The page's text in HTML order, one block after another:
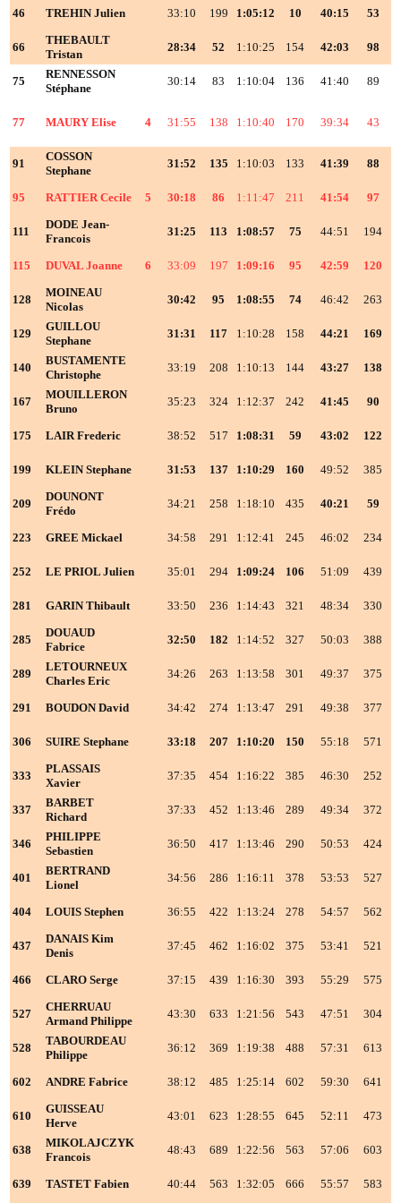
46 TREHIN Julien 33:10 199 1:05:12 10 40:15 53
66
THEBAULT
Tristan
28:34 52 1:10:25 154 42:03 98
75
RENNESSON
Stéphane
30:14 83 1:10:04 136 41:40 89
77 MAURY Elise 4 31:55 138 1:10:40 170 39:34 43
91
COSSON
Stephane
31:52 135 1:10:03 133 41:39 88
95 RATTIER Cecile 5 30:18 86 1:11:47 211 41:54 97
111
DODE Jean-
Francois
31:25 113 1:08:57 75 44:51 194
115 DUVAL Joanne 6 33:09 197 1:09:16 95 42:59 120
128
MOINEAU
Nicolas
30:42 95 1:08:55 74 46:42 263
129
GUILLOU
Stephane
31:31 117 1:10:28 158 44:21 169
140
BUSTAMENTE
Christophe
33:19 208 1:10:13 144 43:27 138
167
MOUILLERON
Bruno
35:23 324 1:12:37 242 41:45 90
175 LAIR Frederic 38:52 517 1:08:31 59 43:02 122
199 KLEIN Stephane 31:53 137 1:10:29 160 49:52 385
209
DOUNONT
Frédo
34:21 258 1:18:10 435 40:21 59
223 GREE Mickael 34:58 291 1:12:41 245 46:02 234
252 LE PRIOL Julien 35:01 294 1:09:24 106 51:09 439
281 GARIN Thibault 33:50 236 1:14:43 321 48:34 330
285
DOUAUD
Fabrice
32:50 182 1:14:52 327 50:03 388
289
LETOURNEUX
Charles Eric
34:26 263 1:13:58 301 49:37 375
291 BOUDON David 34:42 274 1:13:47 291 49:38 377
306 SUIRE Stephane 33:18 207 1:10:20 150 55:18 571
333
PLASSAIS
Xavier
37:35 454 1:16:22 385 46:30 252
337
BARBET
Richard
37:33 452 1:13:46 289 49:34 372
346
PHILIPPE
Sebastien
36:50 417 1:13:46 290 50:53 424
401
BERTRAND
Lionel
34:56 286 1:16:11 378 53:53 527
404 LOUIS Stephen 36:55 422 1:13:24 278 54:57 562
437
DANAIS Kim
Denis
37:45 462 1:16:02 375 53:41 521
466 CLARO Serge 37:15 439 1:16:30 393 55:29 575
527
CHERRUAU
Armand Philippe
43:30 633 1:21:56 543 47:51 304
528
TABOURDEAU
Philippe
36:12 369 1:19:38 488 57:31 613
602 ANDRE Fabrice 38:12 485 1:25:14 602 59:30 641
610
GUISSEAU
Herve
43:01 623 1:28:55 645 52:11 473
638
MIKOLAJCZYK
Francois
48:43 689 1:22:56 563 57:06 603
639 TASTET Fabien 40:44 563 1:32:05 666 55:57 583